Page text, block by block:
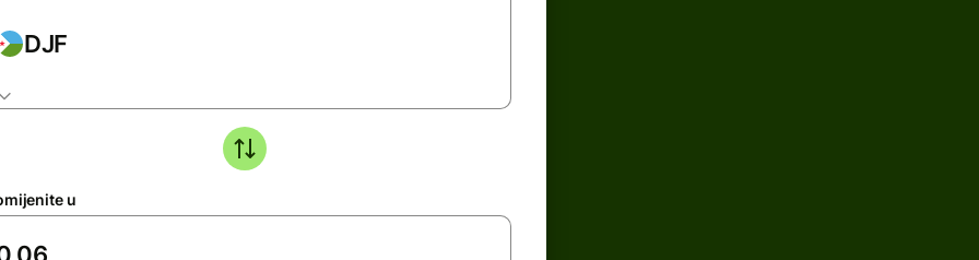
DJF
u